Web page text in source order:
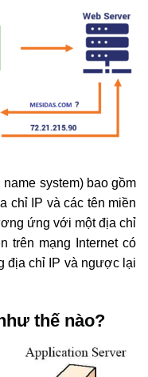
system) bao gồm
chỉ IP và các tên miền
ứng với một địa chỉ
trên mạng Internet có
địa chỉ IP và ngược lại
thế nào?